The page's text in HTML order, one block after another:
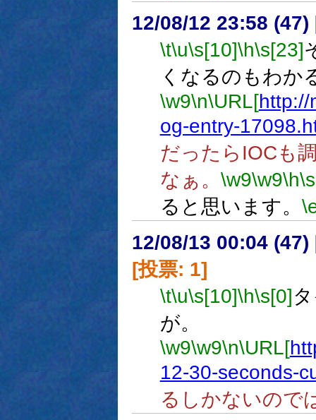
12/08/12 23:58 (47)
\t\u\s[10]\h\s[23]
くなるのもわか
\w9\n\URL[http://
og-entry-
だったらIOCも
なぁ。 \w9\w9\h
ると思います。
12/08/13 00:04 (47)
[投票: 1]
\t\u\s[10]\h\s[0]
が。
\w9\w9\n\URL[
12-30-seconds-
るしかないので